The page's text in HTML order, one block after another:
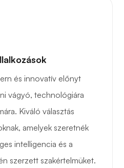
és innovatív előnyt
vágyó, technológiára
Kiváló választás
amelyek szeretnék
intelligencia és a
szerzett szakértelmüket.